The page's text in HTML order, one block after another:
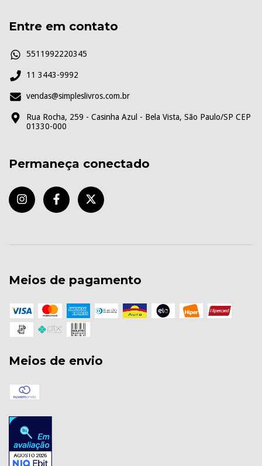
Entre em contato
5511992220345
11 3443-9992
vendas@simpleslivros.com.br
Rua Rocha, 259 - Casinha Azul - Bela Vista, São Paulo/SP CEP
01330-000
Permaneça conectado
Meios de pagamento
Meios de envio